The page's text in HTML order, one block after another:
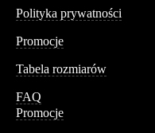
Polityka prywatności
Promocje
Tabela rozmiarów
FAQ
Promocje